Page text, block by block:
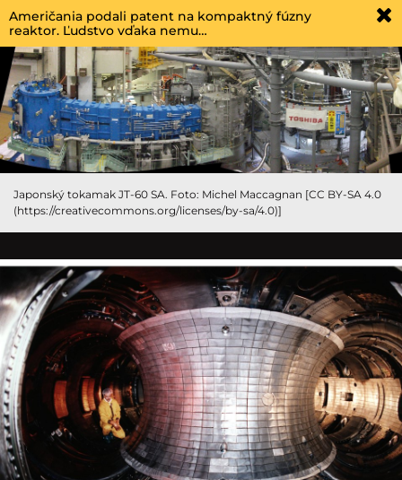
Američania podali patent na kompaktný fúzny
reaktor. Ľudstvo vďaka nemu…
Japonský tokamak JT-60 SA. Foto: Michel Maccagnan [CC BY-SA 4.0
(https://creativecommons.org/licenses/by-sa/4.0)]